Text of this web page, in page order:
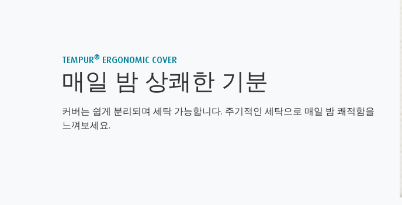
TEMPUR® ERGONOMIC COVER
매일 밤 상쾌한 기분
커버는 쉽게 분리되며 세탁 가능합니다. 주기적인 세탁으로 매일 밤 쾌적함을
느껴보세요.